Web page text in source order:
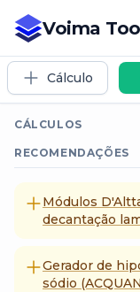
Voima
Cálculo
CÁLCULOS
RECOMENDAÇÕES
Módulos
decantação
Gerador de
sódio